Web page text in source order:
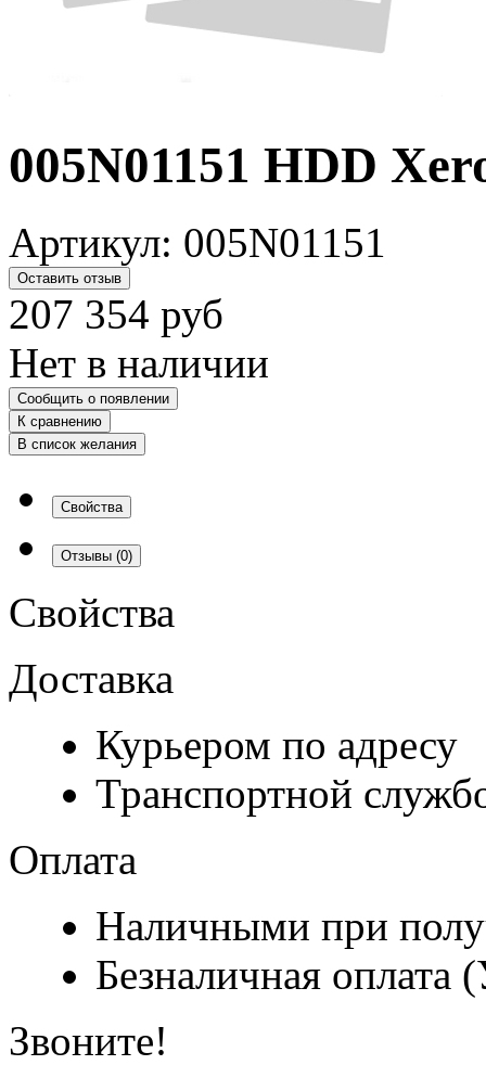
005N01151 HDD
Артикул: 005N01151
Оставить отзыв
207 354 руб
Нет в наличии
Сообщить о появлении
К сравнению
В список желания
Свойства
Отзывы (0)
Свойства
Доставка
Курьером по адресу
Транспортной
Оплата
Наличными при
Безналичная
Звоните!